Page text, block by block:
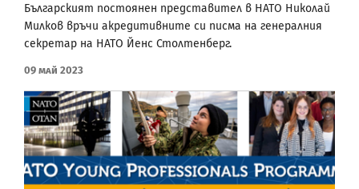
Българският постоянен представител в НАТО Николай
Милков връчи акредитивните си писма на генералния
секретар на НАТО Йенс Столтенберг.
09 Май 2023